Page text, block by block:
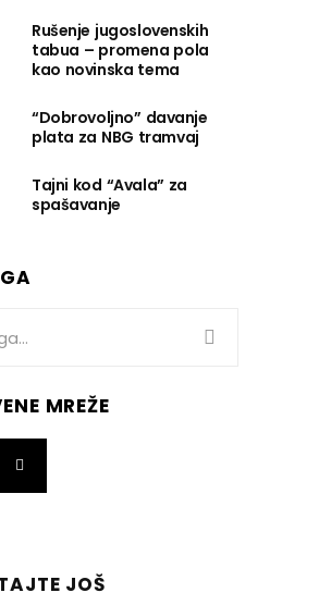
Rušenje jugoslovenskih
tabua – promena pola
kao novinska tema
“Dobrovoljno” davanje
plata za NBG tramvaj
Tajni kod “Avala” za
spašavanje
MREŽE
JOŠ